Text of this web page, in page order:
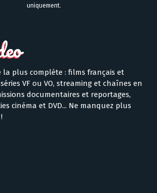
uniquement.
la plus complète : films français et
VF ou VO, streaming et chaînes en
documentaires et reportages,
cinéma et DVD... Ne manquez plus